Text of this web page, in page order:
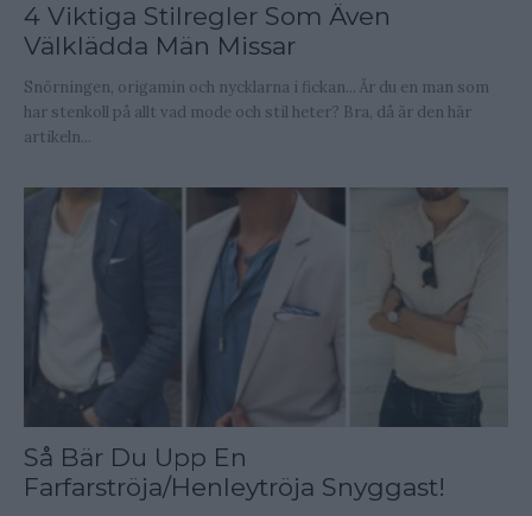
4 Viktiga Stilregler Som Även
Välklädda Män Missar
Snörningen, origamin och nycklarna i fickan... Är du en man som
har stenkoll på allt vad mode och stil heter? Bra, då är den här
artikeln...
Så Bär Du Upp En
Farfarströja/Henleytröja Snyggast!